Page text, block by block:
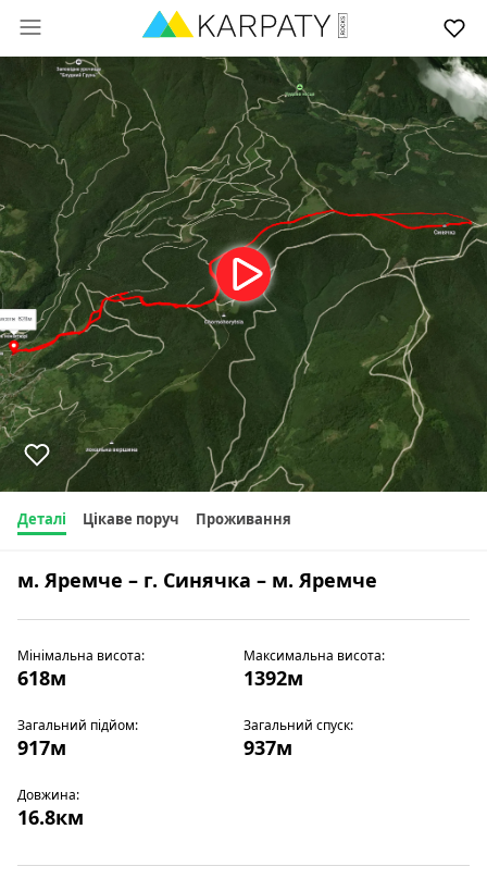
Деталі Цікаве поруч Проживання
м. Яремче – г. Синячка – м. Яремче
Мінімальна висота:
618м
Максимальна висота:
1392м
Загальний підйом:
917м
Загальний спуск:
937м
Довжина:
16.8км